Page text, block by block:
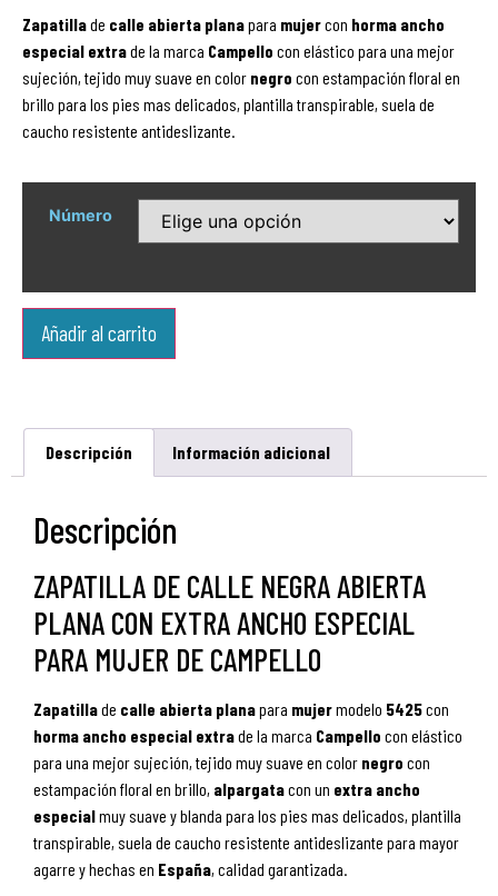
Zapatillade calle abierta planapara mujercon horma ancho
especial extrade la marca Campello con elástico para una mejor
sujeción, tejido muy suave en color negro con estampación floral en
brillo para los pies mas delicados, plantilla transpirable, suela de
caucho resistente antideslizante.
Número
Añadir al carrito
Descripción Información adicional
Descripción
ZAPATILLA DE CALLE NEGRA ABIERTA
PLANA CON EXTRA ANCHO ESPECIAL
PARA MUJER DE CAMPELLO
Zapatillade calle abierta planapara mujermodelo 5425con
horma ancho especial extrade la marca Campello con elástico
para una mejor sujeción, tejido muy suave en color negro con
estampación floral en brillo, alpargatacon un extra ancho
especialmuy suave y blanda para los pies mas delicados, plantilla
transpirable, suela de caucho resistente antideslizante para mayor
agarre y hechas en España, calidad garantizada.